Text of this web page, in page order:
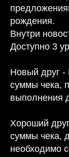
рождения.
Внутри
Доступно 3
Новый друг -
суммы чека,
выполнения
Хороший
суммы чека,
необходимо